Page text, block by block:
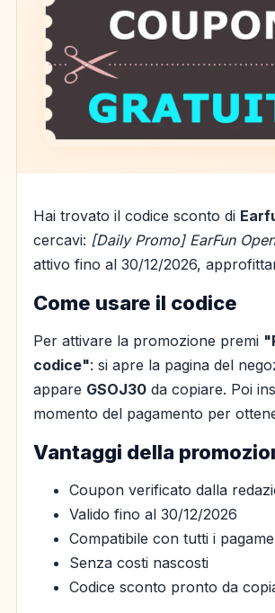
Hai trovato il codice sconto di
cercavi: [Daily Promo] EarFun
attivo fino al 30/12/2026,
Come usare il codice
Per attivare la promozione premi
codice": si apre la pagina del
appare GSOJ30 da copiare. Poi
momento del pagamento per
Vantaggi della
Coupon verificato dalla
Valido fino al 30/12/2026
Compatibile con tutti i
Senza costi nascosti
Codice sconto pronto da